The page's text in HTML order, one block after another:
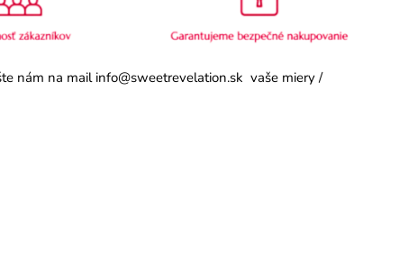
nám na mail info@sweetrevelation.sk vaše miery /